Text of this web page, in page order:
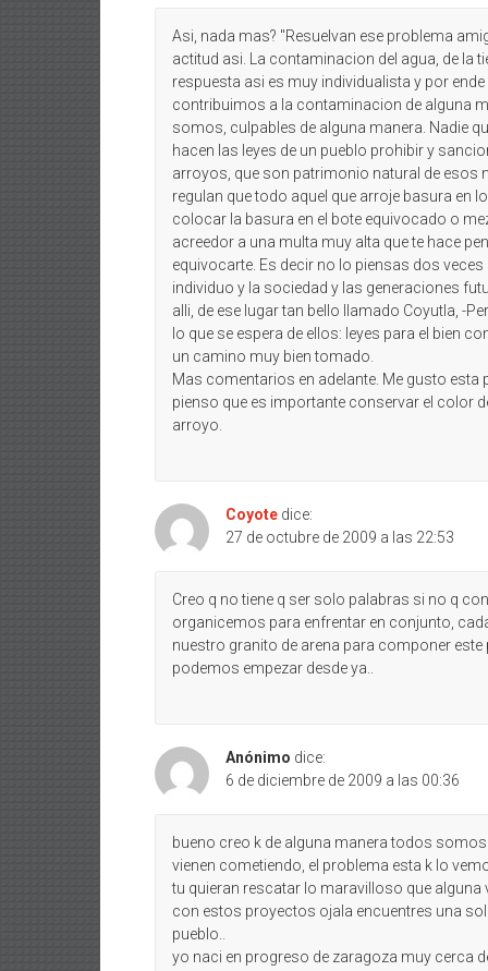
Asi, nada mas? "Resuelvan ese problema
actitud asi. La contaminacion del agua, de la
respuesta asi es muy individualista y por
contribuimos a la contaminacion de alguna
somos, culpables de alguna manera. Nadie
hacen las leyes de un pueblo prohibir y
arroyos, que son patrimonio natural de esos
regulan que todo aquel que arroje basura en
colocar la basura en el bote equivocado o
acreedor a una multa muy alta que te hace
equivocarte. Es decir no lo piensas dos veces
individuo y la sociedad y las generaciones
alli, de ese lugar tan bello llamado Coyutla, -
lo que se espera de ellos: leyes para el bien
un camino muy bien tomado.
Mas comentarios en adelante. Me gusto
pienso que es importante conservar el color
arroyo.
Coyote dice:
27 de octubre de 2009 a las 22:53
Creo q no tiene q ser solo palabras si no q
organicemos para enfrentar en conjunto,
nuestro granito de arena para componer
podemos empezar desde ya..
Anónimo dice:
6 de diciembre de 2009 a las 00:36
bueno creo k de alguna manera todos
vienen cometiendo, el problema esta k lo
tu quieran rescatar lo maravilloso que alguna
con estos proyectos ojala encuentres una
pueblo..
yo naci en progreso de zaragoza muy cerca